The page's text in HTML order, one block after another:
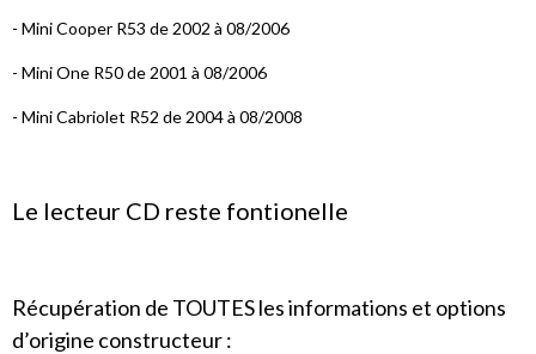
- Mini Cooper R53 de 2002 à 08/2006
- Mini One R50 de 2001 à 08/2006
- Mini Cabriolet R52 de 2004 à 08/2008
Le lecteur CD reste fontionelle
Récupération de TOUTES les informations et options
d’origine constructeur :